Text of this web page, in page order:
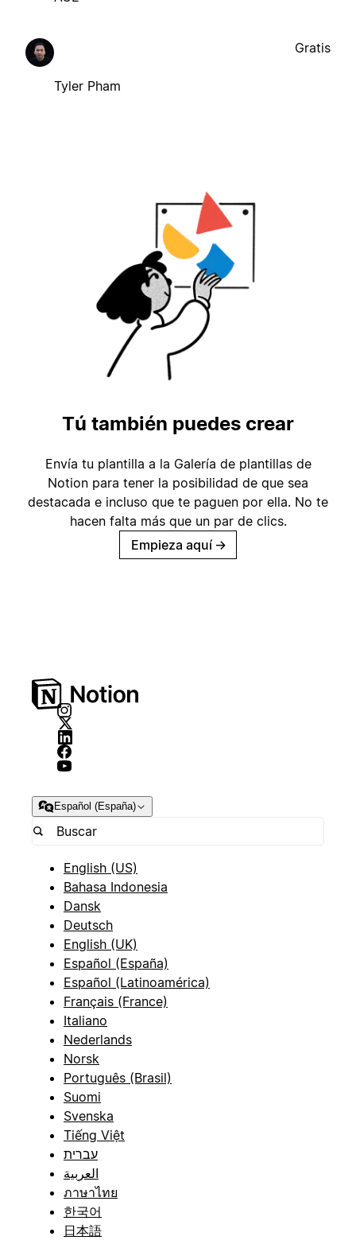
Tyler Pham
Gratis
Tú también puedes crear
Envía tu plantilla a la Galería de plantillas de
Notion para tener la posibilidad de que sea
destacada e incluso que te paguen por ella. No te
hacen falta más que un par de clics.
Empieza aquí →
Español (España)
English (US)
Bahasa Indonesia
Dansk
Deutsch
English (UK)
Español (España)
Español (Latinoamérica)
Français (France)
Italiano
Nederlands
Norsk
Português (Brasil)
Suomi
Svenska
Tiếng Việt
עברית
العربية
ภาษาไทย
한국어
日本語